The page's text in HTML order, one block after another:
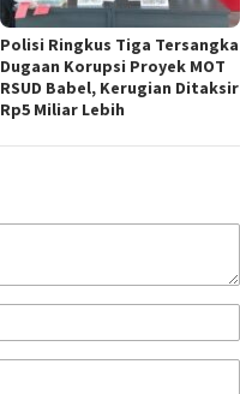
Polisi Ringkus Tiga Tersangka
Dugaan Korupsi Proyek MOT
RSUD Babel, Kerugian Ditaksir
Rp5 Miliar Lebih